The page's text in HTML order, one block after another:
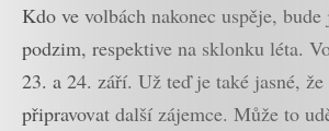
Kdo ve volbách nakonec uspěje, bude
podzim, respektive na sklonku léta.
23. a 24. září. Už teď je také jasné,
připravovat další zájemce. Může to